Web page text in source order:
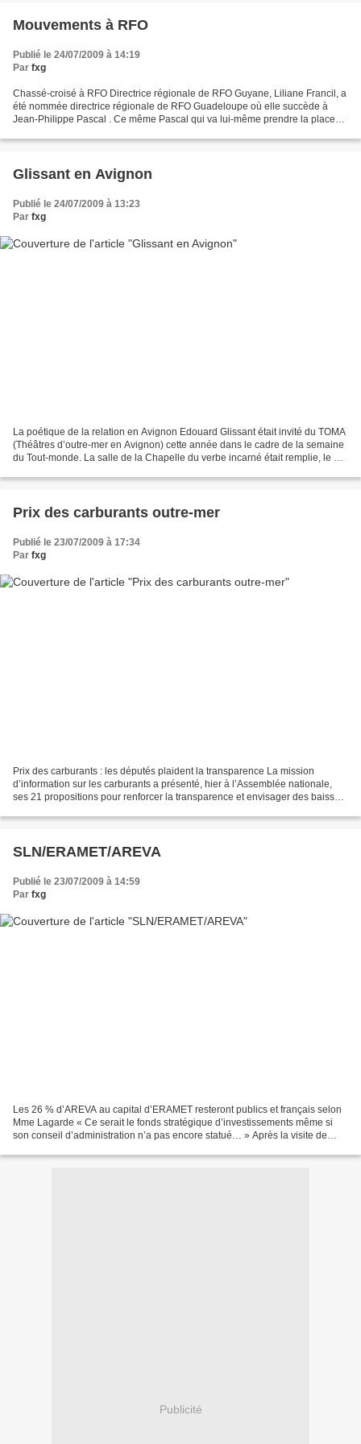
Mouvements à RFO
Publié le 24/07/2009 à 14:19
Par fxg
Chassé-croisé à RFO Directrice régionale de RFO Guyane, Liliane Francil, a
été nommée directrice régionale de RFO Guadeloupe où elle succède à
Jean-Philippe Pascal . Ce même Pascal qui va lui-même prendre la place
Glissant en Avignon
Publié le 24/07/2009 à 13:23
Par fxg
La poétique de la relation en Avignon Edouard Glissant était invité du TOMA
(Théâtres d’outre-mer en Avignon) cette année dans le cadre de la semaine
du Tout-monde. La salle de la Chapelle du verbe incarné était remplie, le 13
Prix des carburants outre-mer
Publié le 23/07/2009 à 17:34
Par fxg
Prix des carburants : les députés plaident la transparence La mission
d’information sur les carburants a présenté, hier à l’Assemblée nationale,
ses 21 propositions pour renforcer la transparence et envisager des baisses
SLN/ERAMET/AREVA
Publié le 23/07/2009 à 14:59
Par fxg
Les 26 % d’AREVA au capital d’ERAMET resteront publics et français selon
Mme Lagarde « Ce serait le fonds stratégique d’investissements même si
son conseil d’administration n’a pas encore statué… » Après la visite de
Publicité